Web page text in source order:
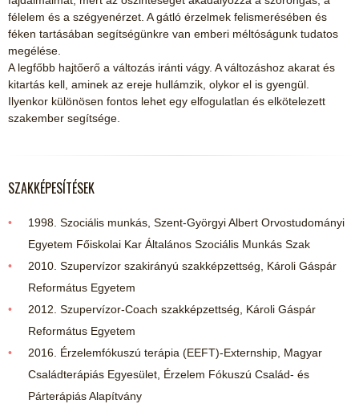
félelem és a szégyenérzet. A gátló érzelmek felismerésében és
féken tartásában segítségünkre van emberi méltóságunk tudatos
megélése.
A legfőbb hajtőerő a változás iránti vágy. A változáshoz akarat és
kitartás kell, aminek az ereje hullámzik, olykor el is gyengül.
Ilyenkor különösen fontos lehet egy elfogulatlan és elkötelezett
szakember segítsége.
SZAKKÉPESÍTÉSEK
1998. Szociális munkás, Szent-Györgyi Albert Orvostudományi
Egyetem Főiskolai Kar Általános Szociális Munkás Szak
2010. Szupervízor szakirányú szakképzettség, Károli Gáspár
Református Egyetem
2012. Szupervízor-Coach szakképzettség, Károli Gáspár
Református Egyetem
2016. Érzelemfókuszú terápia (EEFT)-Externship, Magyar
Családterápiás Egyesület, Érzelem Fókuszú Család- és
Párterápiás Alapítvány